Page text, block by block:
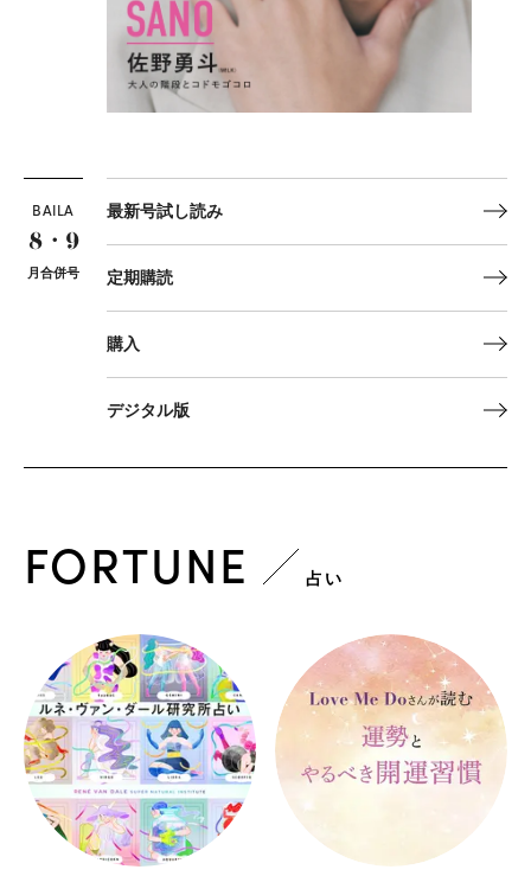
BAILA
8・9
月合併号
最新号試し読み
定期購読
購入
デジタル版
FORTUNE 占い